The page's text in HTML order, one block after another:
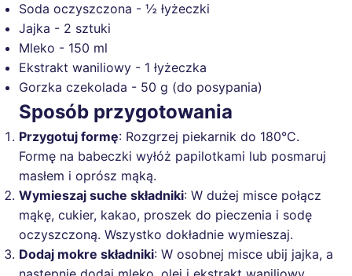
Soda oczyszczona - ½ łyżeczki
Jajka - 2 sztuki
Mleko - 150 ml
Ekstrakt waniliowy - 1 łyżeczka
Gorzka czekolada - 50 g (do posypania)
Sposób przygotowania
Przygotuj formę: Rozgrzej piekarnik do 180°C.
Formę na babeczki wyłóż papilotkami lub posmaruj
masłem i oprósz mąką.
Wymieszaj suche składniki: W dużej misce połącz
mąkę, cukier, kakao, proszek do pieczenia i sodę
oczyszczoną. Wszystko dokładnie wymieszaj.
Dodaj mokre składniki: W osobnej misce ubij jajka, a